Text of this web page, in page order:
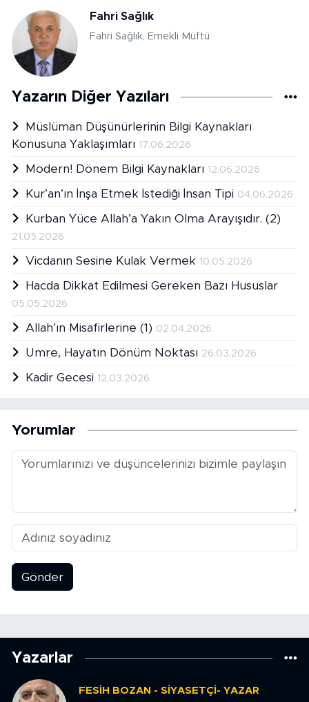
Fahri Sağlık
Fahri Sağlık, Emekli Müftü
Yazarın Diğer Yazıları
Müslüman Düşünürlerinin Bilgi Kaynakları
Konusuna Yaklaşımları 17.06.2026
Modern! Dönem Bilgi Kaynakları 12.06.2026
Kur’an’ın İnşa Etmek İstediği İnsan Tipi 04.06.2026
Kurban Yüce Allah’a Yakın Olma Arayışıdır. (2)
21.05.2026
Vicdanın Sesine Kulak Vermek 10.05.2026
Hacda Dikkat Edilmesi Gereken Bazı Hususlar
05.05.2026
Allah’ın Misafirlerine (1) 02.04.2026
Umre, Hayatın Dönüm Noktası 26.03.2026
Kadir Gecesi 12.03.2026
Yorumlar
Gönder
Yazarlar
FESIH BOZAN - SIYASETÇI- YAZAR